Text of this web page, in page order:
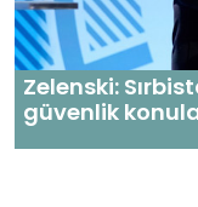
Zelenski:
güvenlik